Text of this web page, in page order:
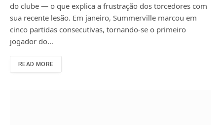
do clube — o que explica a frustração dos torcedores com
sua recente lesão. Em janeiro, Summerville marcou em
cinco partidas consecutivas, tornando-se o primeiro
jogador do…
READ MORE